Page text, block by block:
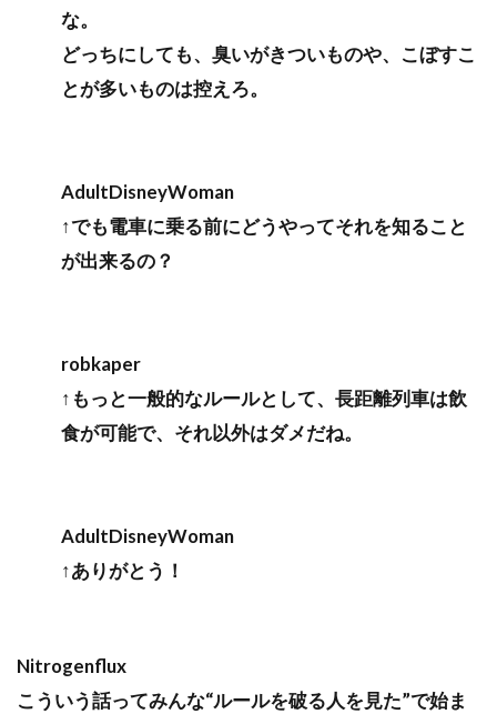
な。
どっちにしても、臭いがきついものや、こぼすこ
とが多いものは控えろ。
AdultDisneyWoman
↑でも電車に乗る前にどうやってそれを知ること
が出来るの？
robkaper
↑もっと一般的なルールとして、長距離列車は飲
食が可能で、それ以外はダメだね。
AdultDisneyWoman
↑ありがとう！
Nitrogenflux
こういう話ってみんな“ルールを破る人を見た”で始ま